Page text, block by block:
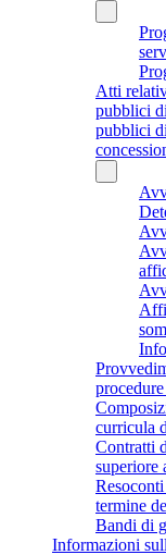
Atti
pubblici
pubblici
curricula
Contratti
superiore
termine
Bandi di
Informazioni